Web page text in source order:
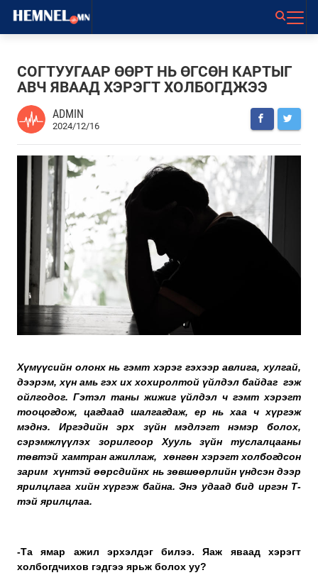
СОГТУУГААР ӨӨРТ НЬ ӨГСӨН КАРТЫГ
АВЧ ЯВААД ХЭРЭГТ ХОЛБОГДЖЭЭ
ADMIN
2024/12/16
Хүмүүсийн олонх нь гэмт хэрэг гэхээр авлига, хулгай,
дээрэм, хүн амь гэх их хохиролтой үйлдэл байдаг гэж
ойлгодог. Гэтэл таны жижиг үйлдэл ч гэмт хэрэгт
тооцогдож, цагдаад шалгагдаж, ер нь хаа ч хүргэж
мэднэ. Иргэдийн эрх зүйн мэдлэгт нэмэр болох,
сэрэмжлүүлэх зорилгоор Хууль зүйн туслалцааны
төвтэй хамтран ажиллаж, хөнгөн хэрэгт холбогдсон
зарим хүнтэй өөрсдийнх нь зөвшөөрлийн үндсэн дээр
ярилцлага хийн хүргэж байна. Энэ удаад бид иргэн Т-
тэй ярилцлаа.
-Та ямар ажил эрхэлдэг билээ. Яаж яваад хэрэгт
холбогдчихов гэдгээ ярьж болох уу?